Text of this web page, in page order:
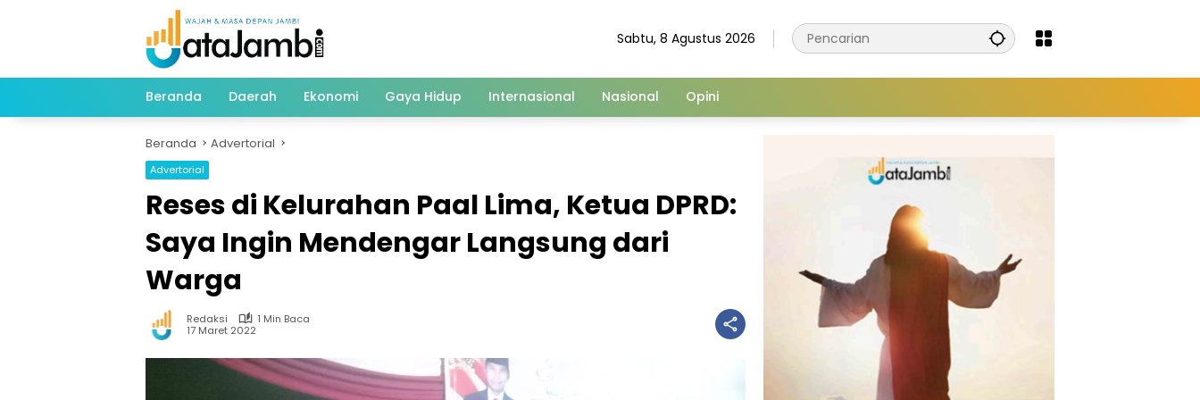
Sabtu, 8 Agustus 2026
Beranda Daerah Ekonomi Gaya Hidup Internasional Nasional Opini
Beranda Advertorial
Advertorial
Reses di Kelurahan Paal Lima, Ketua DPRD:
Saya Ingin Mendengar Langsung dari
Warga
Redaksi
1 Min Baca
17 Maret 2022